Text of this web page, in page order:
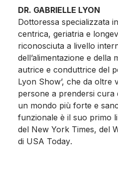
DR. GABRIELLE LYON
Dottoressa specializzata
centrica, geriatria e
riconosciuta a livello
dell’alimentazione e della
autrice e conduttrice del
Lyon Show’, che da oltre
persone a prendersi cura
un mondo più forte e
funzionale è il suo primo
del New York Times, del
di USA Today.